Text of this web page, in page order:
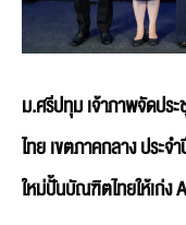
ม.ศรีปทุม เจ้าภาพจัดป
ไทย เขตภาคกลาง ประจ
ใหม่ปั้นบัณฑิตไทยให้เก่ง